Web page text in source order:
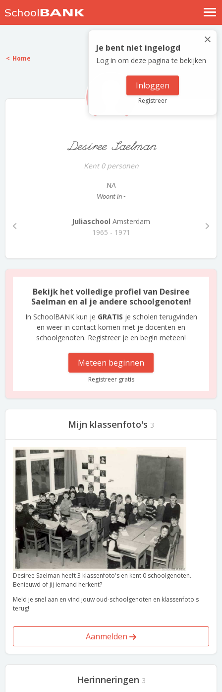
Nostalgische verhalen
Log in
Meld je gratis aan
×
Je bent niet ingelogd
Log in om deze pagina te bekijken
Inloggen
Registreer
Home
Desiree Saelman
Kent 0 personen
NA
Woont in -
Juliaschool Amsterdam
1965 - 1971
Bekijk het volledige profiel van Desiree
Saelman en al je andere schoolgenoten!
In SchoolBANK kun je GRATIS je scholen terugvinden
en weer in contact komen met je docenten en
schoolgenoten. Registreer je en begin meteen!
Meteen beginnen
Registreer gratis
Mijn klassenfoto's 3
Desiree Saelman heeft 3 klassenfoto's en kent 0 schoolgenoten.
Benieuwd of jij iemand herkent?
Meld je snel aan en vind jouw oud-schoolgenoten en klassenfoto's
terug!
Aanmelden
Herinneringen 3